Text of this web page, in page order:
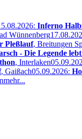
Inferno
Wünnenberg
Pleßlauf, Breitungen
- Die Legende
, Interlaken
, Gaißach05.09.2026:
mehr...